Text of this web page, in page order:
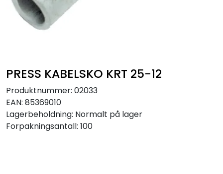
PRESS KABELSKO KRT 25-12
Produktnummer: 02033
EAN: 85369010
Lagerbeholdning: Normalt på lager
Forpakningsantall: 100
Sikringer